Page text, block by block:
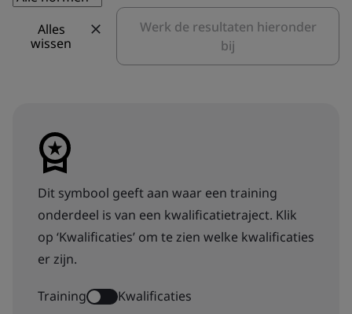
Alles
wissen
Werk de resultaten hieronder
bij
Dit symbool geeft aan waar een training
onderdeel is van een kwalificatietraject. Klik
op ‘Kwalificaties’ om te zien welke kwalificaties
er zijn.
Training Kwalificaties